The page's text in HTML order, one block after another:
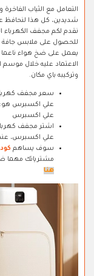
التعامل مع الثياب
شديدين، كل هذا لنحافظ
نقدم لكم مجفف
للحصول على ملابس جافة
يعمل على ضخ هواء ناعما
الاعتماد عليه خلال موسم
وتركيبه باي مكان.
سعر مجفف
علي اكسبرس
اشتر مجفف
علي اكسبرس،
سوف يساهم
مشترياتك مهما
هنا